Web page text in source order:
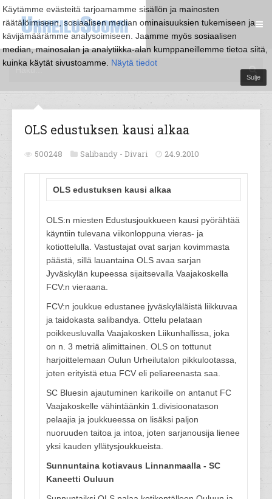
Käytämme evästeitä tarjoamamme sisällön ja mainosten
räätälöimiseen, sosiaalisen median ominaisuuksien tukemiseen ja
kävijämäärämme analysoimiseen. Jaamme myös sosiaalisen
median, mainosalan ja analytiikka-alan kumppaneillemme tietoa siitä,
kuinka käytät sivustoamme. Näytä tiedot
Sulje
OLS edustuksen kausi alkaa
500248 Salibandy - Divari 24.9.2010
OLS edustuksen kausi alkaa
OLS:n miesten Edustusjoukkueen kausi pyörähtää
käyntiin tulevana viikonloppuna vieras- ja
kotiottelulla. Vastustajat ovat sarjan kovimmasta
päästä, sillä lauantaina OLS avaa sarjan
Jyväskylän kupeessa sijaitsevalla Vaajakoskella
FCV:n vieraana.
FCV:n joukkue edustanee jyväskyläläistä liikkuvaa
ja taidokasta salibandya. Ottelu pelataan
poikkeusluvalla Vaajakosken Liikunhallissa, joka
on n. 3 metriä alimittainen. OLS on tottunut
harjoittelemaan Oulun Urheilutalon pikkulootassa,
joten erityistä etua FCV eli peliareenasta saa.
SC Bluesin ajautuminen karikoille on antanut FC
Vaajakoskelle vähintäänkin 1.divisioonatason
pelaajia ja joukkueessa on lisäksi paljon
nuoruuden taitoa ja intoa, joten sarjanousija lienee
yksi kauden yllätysjoukkueista.
Sunnuntaina kotiavaus Linnanmaalla - SC
Kaneetti Ouluun